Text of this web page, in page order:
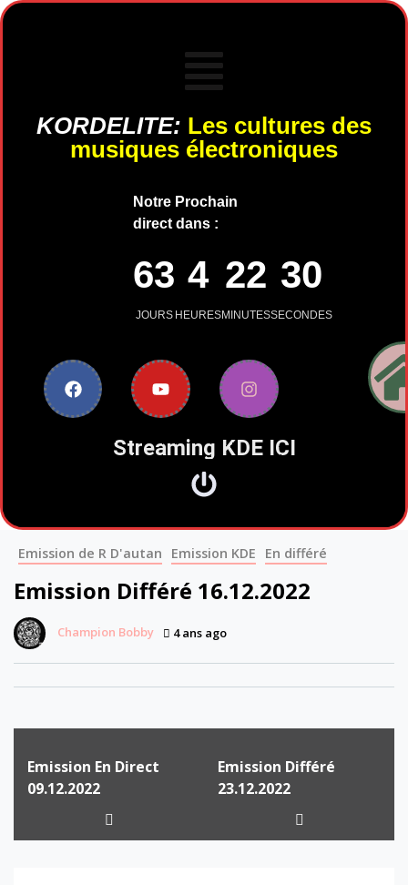
KORDELITE: Les cultures des
musiques électroniques
Notre Prochain
direct dans :
63
JOURS
4
HEURES
22
MINUTES
30
SECONDES
Streaming KDE ICI
Emission de R D'autan Emission KDE En différé
Emission Différé 16.12.2022
Champion Bobby 4 ans ago
Emission En Direct
09.12.2022
Emission Différé
23.12.2022